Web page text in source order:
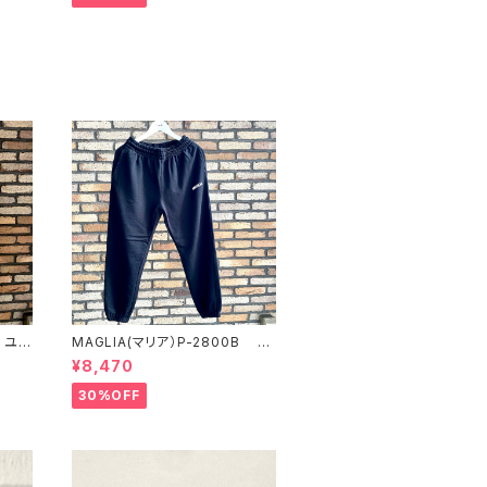
ニ
MAGLIA(マリア）P-2800B ユ
ニセックス スプリングスウェット
パンツ ブラック
¥8,470
30%OFF